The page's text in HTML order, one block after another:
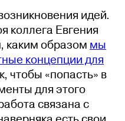
идей.
коллега Евгения
каким образоммы
концепции для
чтобы «попасть» в
для этого
связана с